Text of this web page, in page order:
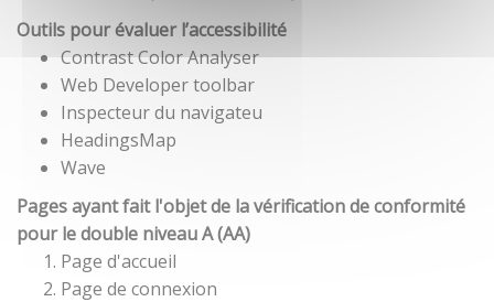
Outils pour évaluer l’accessibilité
Contrast Color Analyser
Web Developer toolbar
Inspecteur du navigateu
HeadingsMap
Wave
Pages ayant fait l'objet de la vérification de conformité
pour le double niveau A (AA)
Page d'accueil
Page de connexion